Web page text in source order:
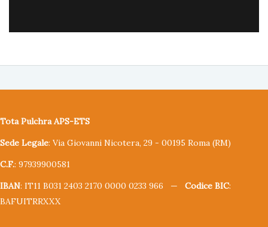
Tota Pulchra APS-ETS
Sede Legale: Via Giovanni Nicotera, 29 - 00195 Roma (RM)
C.F.: 97939900581
IBAN: IT11 B031 2403 2170 0000 0233 966 — Codice BIC:
BAFUITRRXXX